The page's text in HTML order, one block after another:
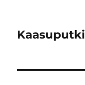
Kaasuputki